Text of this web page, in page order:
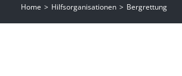
Home Hilfsorganisationen Bergrettung